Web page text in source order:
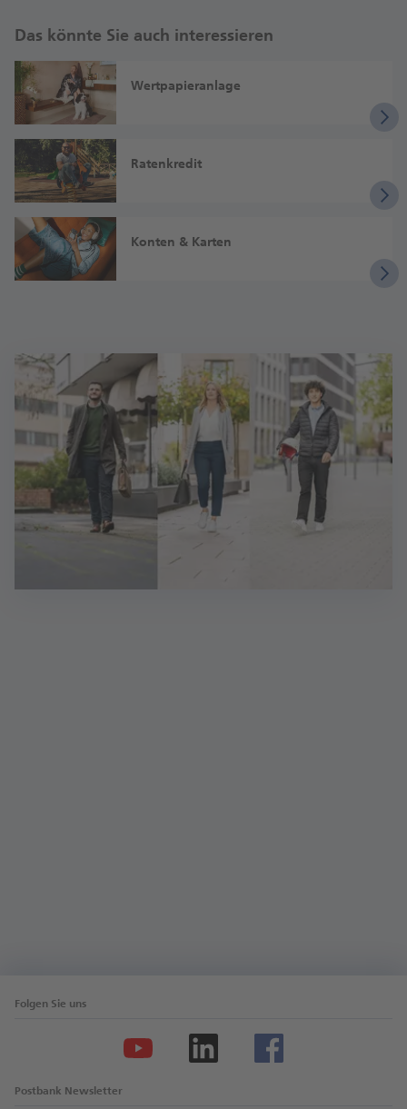
Das könnte Sie auch interessieren
Wertpapieranlage
Ratenkredit
Konten & Karten
Folgen Sie uns
Postbank Newsletter